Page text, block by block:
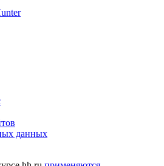
данных